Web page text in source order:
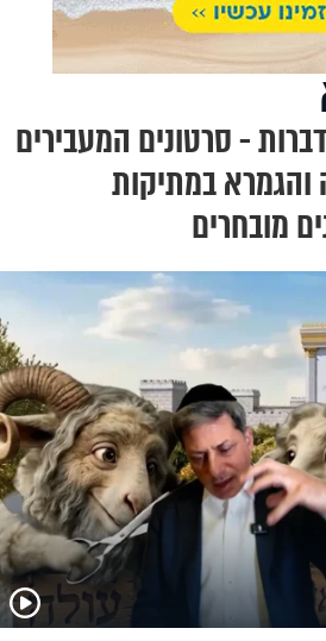
- סרטונים המעבירים
במתיקות
מובחרים